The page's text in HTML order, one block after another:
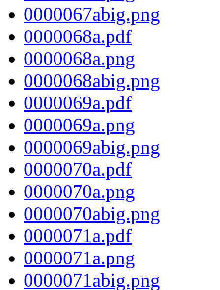
0000067abig.png
0000068a.pdf
0000068a.png
0000068abig.png
0000069a.pdf
0000069a.png
0000069abig.png
0000070a.pdf
0000070a.png
0000070abig.png
0000071a.pdf
0000071a.png
0000071abig.png